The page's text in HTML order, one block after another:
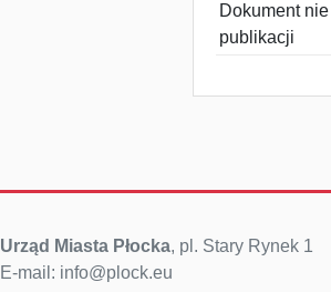
Dokument
publikacji
Urząd Miasta Płocka, pl. Stary Rynek 1
E-mail: info@plock.eu